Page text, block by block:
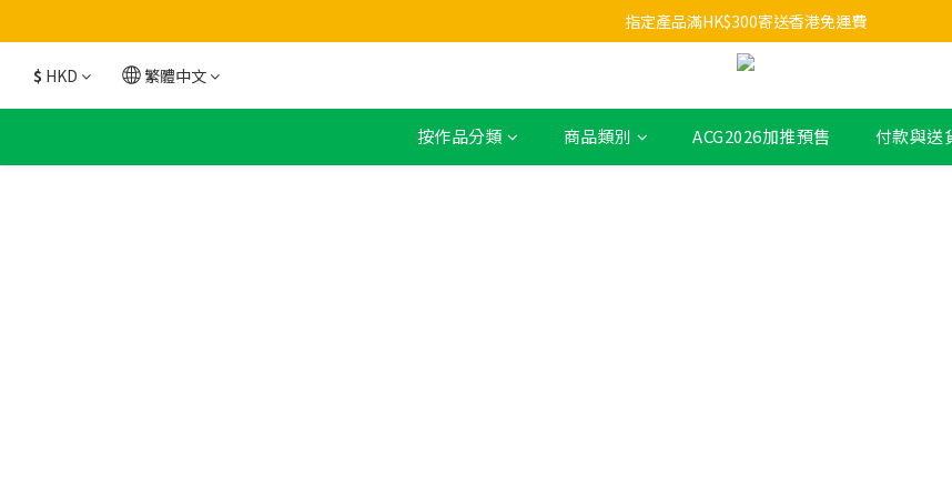
指定產品滿HK$300寄送香港免運費
$ HKD 繁體中文
按作品分類 商品類別 ACG2026加推預售 付款與送